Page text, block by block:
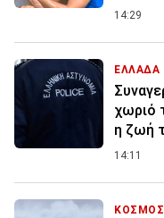
14:29
ΕΛΛΑΔΑ
χωριό
η ζωή
14:11
ΚΟΣΜΟΣ